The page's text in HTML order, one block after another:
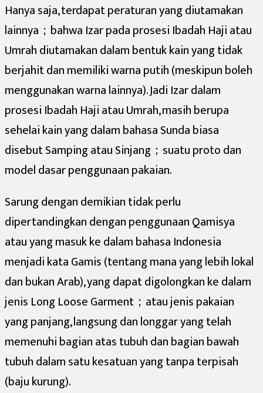
Hanya saja, terdapat peraturan yang diutamakan
lainnya；bahwa Izar pada prosesi Ibadah Haji atau
Umrah diutamakan dalam bentuk kain yang tidak
berjahit dan memiliki warna putih (meskipun boleh
menggunakan warna lainnya). Jadi Izar dalam
prosesi Ibadah Haji atau Umrah, masih berupa
sehelai kain yang dalam bahasa Sunda biasa
disebut Samping atau Sinjang；suatu proto dan
model dasar penggunaan pakaian.
Sarung dengan demikian tidak perlu
dipertandingkan dengan penggunaan Qamisya
atau yang masuk ke dalam bahasa Indonesia
menjadi kata Gamis (tentang mana yang lebih lokal
dan bukan Arab), yang dapat digolongkan ke dalam
jenis Long Loose Garment；atau jenis pakaian
yang panjang, langsung dan longgar yang telah
memenuhi bagian atas tubuh dan bagian bawah
tubuh dalam satu kesatuan yang tanpa terpisah
(baju kurung).